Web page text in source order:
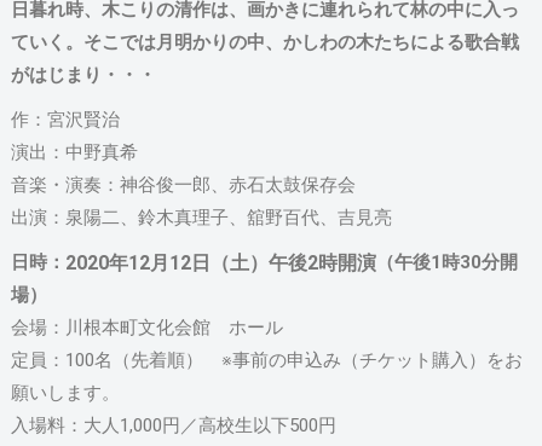
日暮れ時、木こりの清作は、画かきに連れられて林の中に入っ
ていく。そこでは月明かりの中、かしわの木たちによる歌合戦
がはじまり・・・
作：宮沢賢治
演出：中野真希
音楽・演奏：神谷俊一郎、赤石太鼓保存会
出演：泉陽二、鈴木真理子、舘野百代、吉見亮
日時： 2020年12月12日（土）午後2時開演（午後1時30分開
場）
会場：川根本町文化会館 ホール
定員：100名（先着順） ※事前の申込み（チケット購入）をお
願いします。
入場料：大人1,000円／高校生以下500円